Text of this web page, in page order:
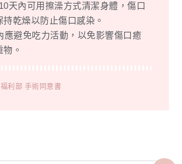
天內可用擦澡方式清潔身體，傷口
乾燥以防止傷口感染。
應避免吃力活動，以免影響傷口癒
。
利部 手術同意書